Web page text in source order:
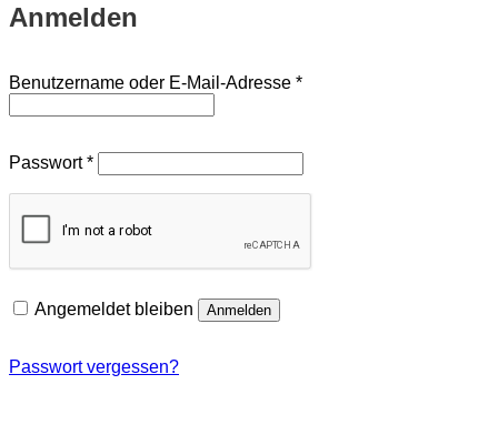
Anmelden
Benutzername oder E-Mail-Adresse *Erforderlich
Passwort*Erforderlich
Angemeldet bleiben Anmelden
Passwort vergessen?